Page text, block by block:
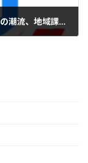
内閣府｜白書等（経済財政白書、世界経済の潮流、地域課題分析レポート等）